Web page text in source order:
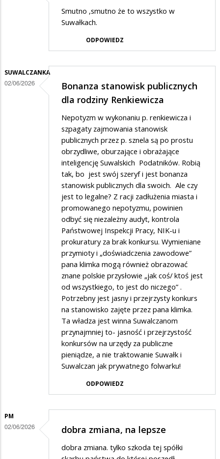
Smutno ,smutno że to wszystko w
Suwałkach.
ODPOWIEDZ
SUWALCZANKA
02/06/2026
Bonanza stanowisk publicznych
dla rodziny Renkiewicza
Nepotyzm w wykonaniu p. renkiewicza i
szpagaty zajmowania stanowisk
publicznych przez p. sznela są po prostu
obrzydliwe, oburzające i obrażające
inteligencję Suwalskich Podatników. Robią
tak, bo jest swój szeryf i jest bonanza
stanowisk publicznych dla swoich. Ale czy
jest to legalne? Z racji zadłużenia miasta i
promowanego nepotyzmu, powinien
odbyć się niezależny audyt, kontrola
Państwowej Inspekcji Pracy, NIK-u i
prokuratury za brak konkursu. Wymieniane
przymioty i „doświadczenia zawodowe”
pana klimka mogą również obrazować
znane polskie przysłowie „jak coś/ ktoś jest
od wszystkiego, to jest do niczego” .
Potrzebny jest jasny i przejrzysty konkurs
na stanowisko zajęte przez pana klimka.
Ta władza jest winna Suwalczanom
przynajmniej to- jasność i przejrzystość
konkursów na urzędy za publiczne
pieniądze, a nie traktowanie Suwałk i
Suwalczan jak prywatnego folwarku!
ODPOWIEDZ
PM
02/06/2026 dobra zmiana, na lepsze
dobra zmiana. tylko szkoda tej spółki